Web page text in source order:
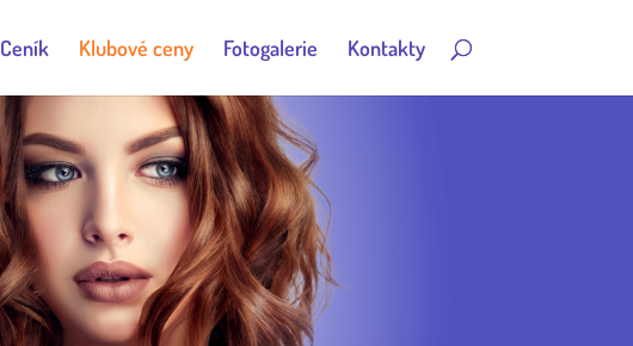
Ceník Klubové ceny Fotogalerie Kontakty